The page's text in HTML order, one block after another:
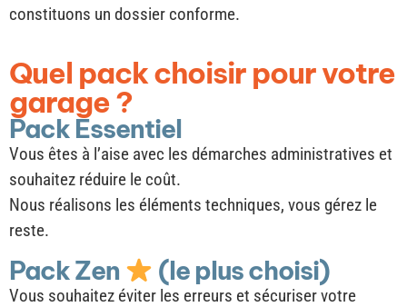
constituons un dossier conforme.
Quel pack choisir pour votre
garage ?
Pack Essentiel
Vous êtes à l’aise avec les démarches administratives et
souhaitez réduire le coût.
Nous réalisons les éléments techniques, vous gérez le
reste.
Pack Zen (le plus choisi)
Vous souhaitez éviter les erreurs et sécuriser votre